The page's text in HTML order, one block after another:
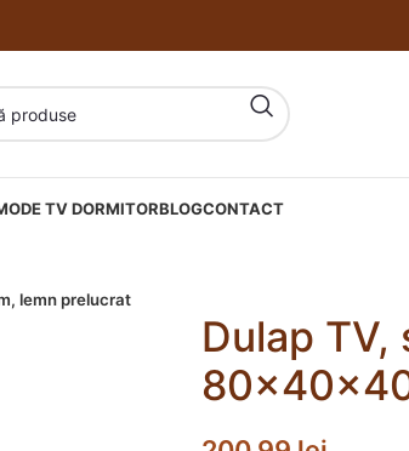
TV DORMITORBLOGCONTACT
lemn prelucrat
Dulap TV,